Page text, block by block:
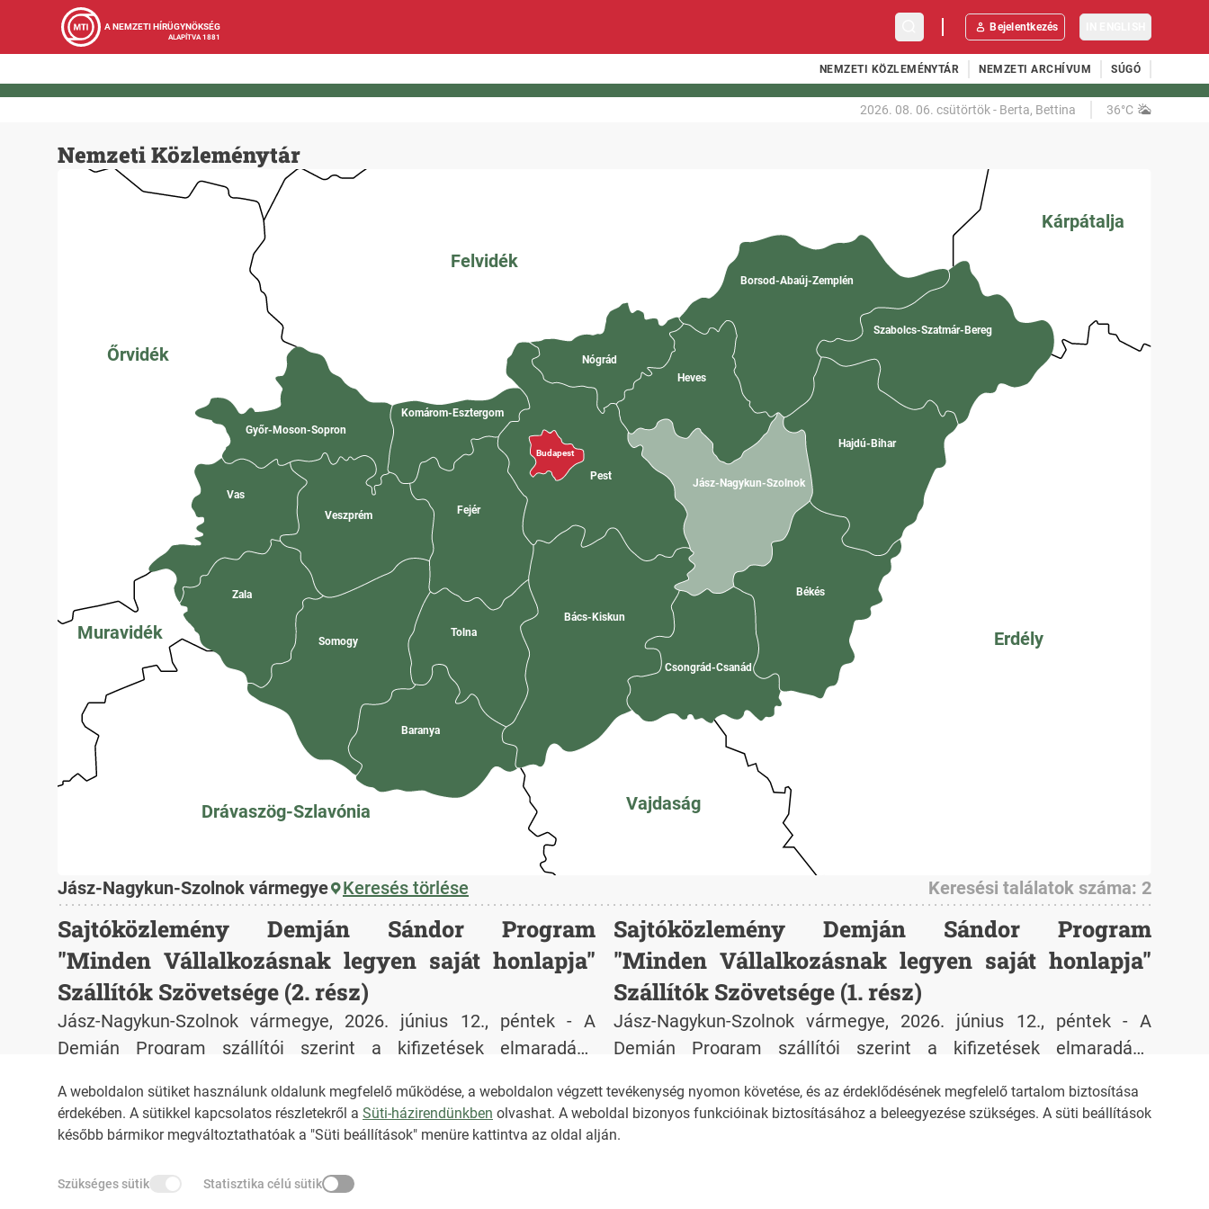
A weboldalon sütiket használunk oldalunk megfelelő működése, a weboldalon végzett tevékenység nyomon követése, és az érdeklődésének megfelelő tartalom biztosítása
érdekében. A sütikkel kapcsolatos részletekről a Süti-házirendünkben olvashat. A weboldal bizonyos funkcióinak biztosításához a beleegyezése szükséges. A süti beállítások
később bármikor megváltoztathatóak a "Süti beállítások" menüre kattintva az oldal alján.
Szükséges sütik Statisztika célú sütik
A NEMZETI HÍRÜGYNÖKSÉG
ALAPÍTVA 1881
Bejelentkezés
NEMZETI KÖZLEMÉNYTÁR NEMZETI ARCHÍVUM SÚGÓ
2026. 08. 06. csütörtök- Berta, Bettina 36°C
Nemzeti Közleménytár
Őrvidék
Drávaszög-Szlavónia Vajdaság
Felvidék
Kárpátalja
Erdély
Muravidék
Vas
Zala
Győr-Moson-Sopron
Pest
Budapest
Baranya
Szabolcs-Szatmár-Bereg
Hajdú-Bihar
Békés
Bács-Kiskun
Csongrád-Csanád
Fejér
Tolna
Komárom-Esztergom
Somogy
Veszprém
Borsod-Abaúj-Zemplén
Nógrád
Heves
Jász-Nagykun-Szolnok
Jász-Nagykun-Szolnok vármegye Keresés törlése Keresési találatok száma: 2
Sajtóközlemény Demján Sándor Program
"Minden Vállalkozásnak legyen saját honlapja"
Szállítók Szövetsége (2. rész)
Jász-Nagykun-Szolnok vármegye, 2026. június 12., péntek - A
Demján Program szállítói szerint a kifizetések elmaradása
Sajtóközlemény Demján Sándor Program
"Minden Vállalkozásnak legyen saját honlapja"
Szállítók Szövetsége (1. rész)
Jász-Nagykun-Szolnok vármegye, 2026. június 12., péntek - A
Demján Program szállítói szerint a kifizetések elmaradása
HIRADO.HU MEDIAKLIKK.HU
M4SPORT.HU NEMZETISPORT.HU